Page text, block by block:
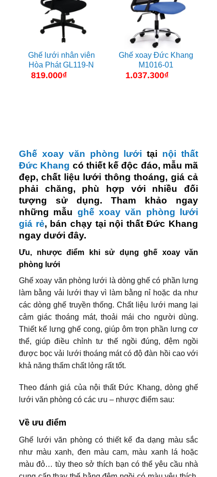
Ghế lưới nhân viên
Hòa Phát GL119-N
819.000₫
Ghế xoay Đức Khang
M1016-01
1.037.300₫
Ghế xoay văn phòng lưới tại nội thất
Đức Khang có thiết kế độc đáo, mẫu mã
đẹp, chất liệu lưới thông thoáng, giá cả
phải chăng, phù hợp với nhiều đối
tượng sử dụng. Tham khảo ngay
những mẫu ghế xoay văn phòng lưới
giá rẻ, bán chạy tại nội thất Đức Khang
ngay dưới đây.
Ưu, nhược điểm khi sử dụng ghế xoay văn
phòng lưới
Ghế xoay văn phòng lưới là dòng ghế có phần lưng
làm bằng vải lưới thay vì làm bằng nỉ hoặc da như
các dòng ghế truyền thống. Chất liệu lưới mang lại
cảm giác thoáng mát, thoải mái cho người dùng.
Thiết kế lưng ghế cong, giúp ôm trọn phần lưng cơ
thể, giúp điều chỉnh tư thế ngồi đúng, đệm ngồi
được bọc vải lưới thoáng mát có độ đàn hồi cao với
khả năng thấm chất lỏng rất tốt.
Theo đánh giá của nội thất Đức Khang, dòng ghế
lưới văn phòng có các ưu – nhược điểm sau:
Về ưu điểm
Ghế lưới văn phòng có thiết kế đa dạng màu sắc
như màu xanh, đen màu cam, màu xanh lá hoặc
màu đỏ… tùy theo sở thích bạn có thể yêu cầu nhà